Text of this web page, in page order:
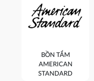
BỒN TẮM
AMERICAN
STANDARD